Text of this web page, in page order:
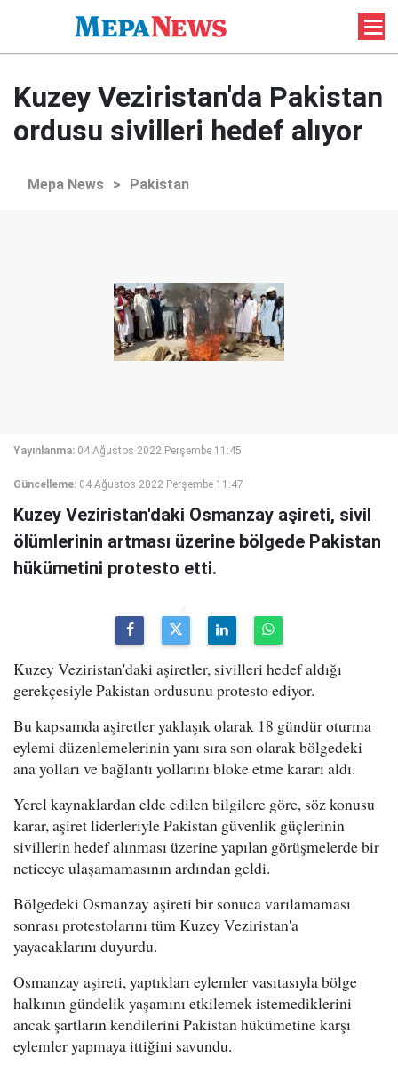
Kuzey Veziristan'da Pakistan
ordusu sivilleri hedef alıyor
Mepa News > Pakistan
Yayınlanma: 04 Ağustos 2022 Perşembe 11:45
Güncelleme: 04 Ağustos 2022 Perşembe 11:47
Kuzey Veziristan'daki Osmanzay aşireti, sivil
ölümlerinin artması üzerine bölgede Pakistan
hükümetini protesto etti.
Kuzey Veziristan'daki aşiretler, sivilleri hedef aldığı
gerekçesiyle Pakistan ordusunu protesto ediyor.
Bu kapsamda aşiretler yaklaşık olarak 18 gündür oturma
eylemi düzenlemelerinin yanı sıra son olarak bölgedeki
ana yolları ve bağlantı yollarını bloke etme kararı aldı.
Yerel kaynaklardan elde edilen bilgilere göre, söz konusu
karar, aşiret liderleriyle Pakistan güvenlik güçlerinin
sivillerin hedef alınması üzerine yapılan görüşmelerde bir
neticeye ulaşamamasının ardından geldi.
Bölgedeki Osmanzay aşireti bir sonuca varılamaması
sonrası protestolarını tüm Kuzey Veziristan'a
yayacaklarını duyurdu.
Osmanzay aşireti, yaptıkları eylemler vasıtasıyla bölge
halkının gündelik yaşamını etkilemek istemediklerini
ancak şartların kendilerini Pakistan hükümetine karşı
eylemler yapmaya ittiğini savundu.